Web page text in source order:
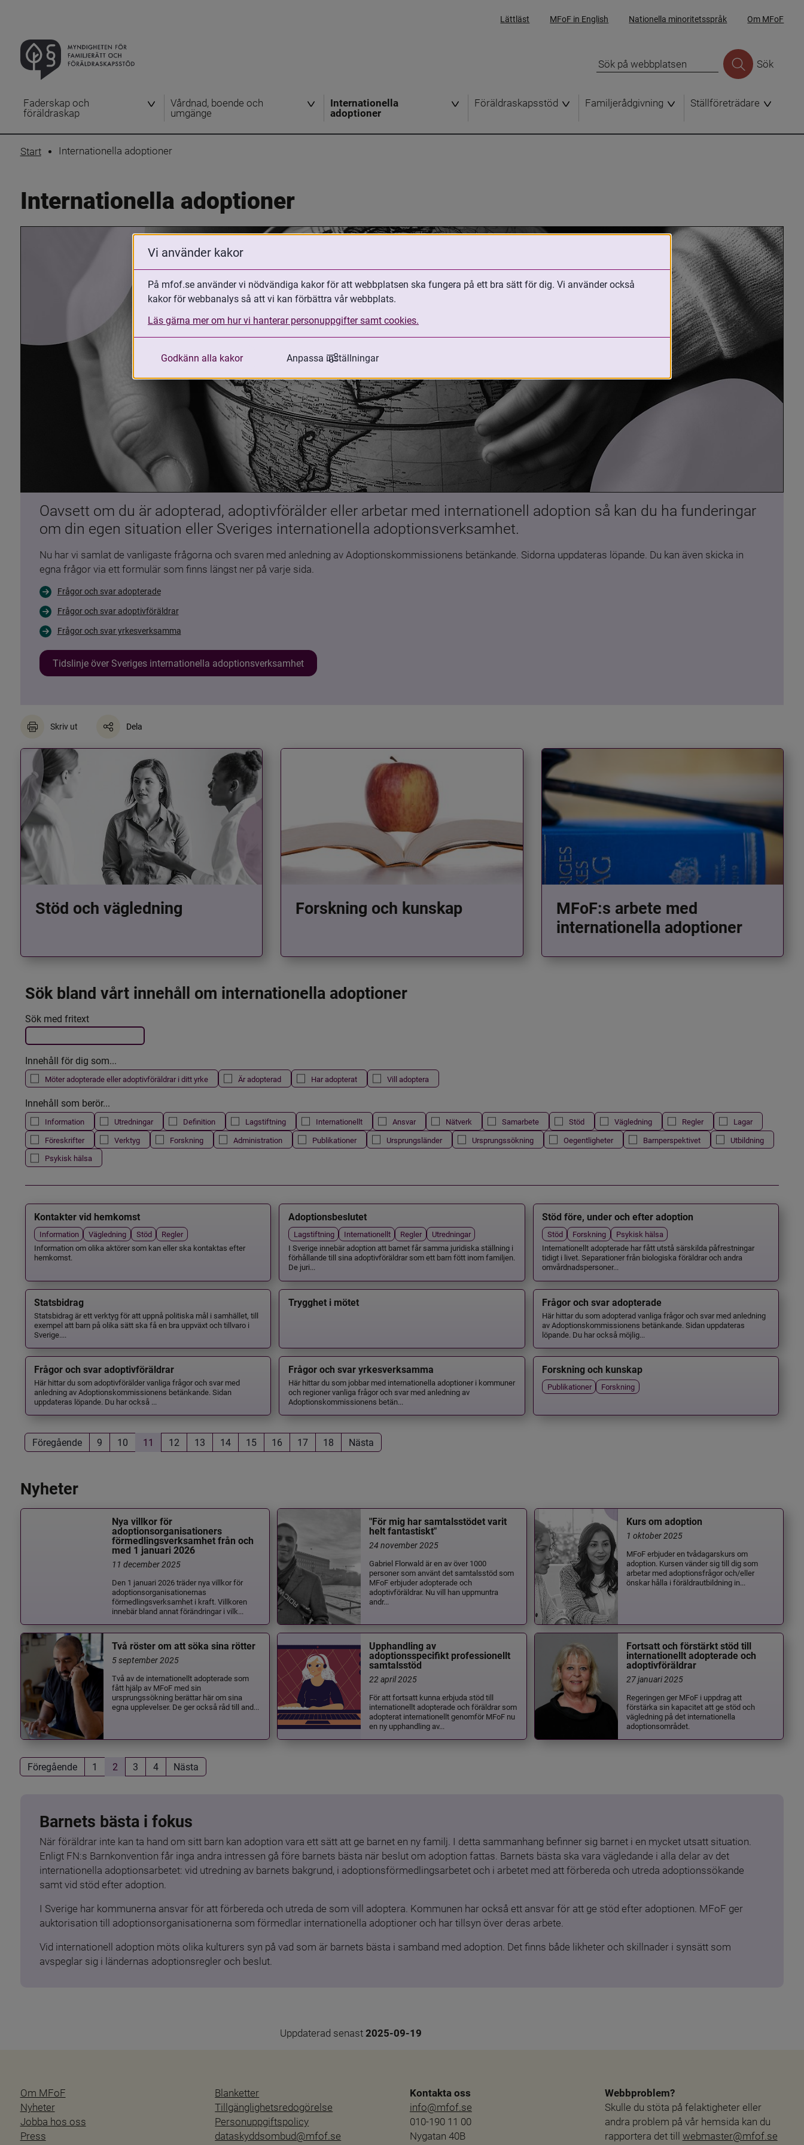
Lättläst MFoF in English Nationella minoritetsspråk Om MFoF
Sök
Faderskap och
föräldraskap
Vårdnad, boende och
umgänge
Internationella
adoptioner
Föräldraskapsstöd Familjerådgivning Ställföreträdare
Start Internationella adoptioner
Internationella adoptioner
Oavsett om du är adopterad, adoptivförälder eller arbetar med internationell adoption så kan du ha funderingar
om din egen situation eller Sveriges internationella adoptionsverksamhet.
Nu har vi samlat de vanligaste frågorna och svaren med anledning av Adoptionskommissionens betänkande. Sidorna uppdateras löpande. Du kan även skicka in
egna frågor via ett formulär som finns längst ner på varje sida.
Frågor och svar adopterade
Frågor och svar adoptivföräldrar
Frågor och svar yrkesverksamma
Tidslinje över Sveriges internationella adoptionsverksamhet
Skriv ut Dela
Stöd och vägledning Forskning och kunskap
MFoF:s arbete med
internationella adoptioner
Sök bland vårt innehåll om internationella adoptioner
Filtrera resultatet
Det här formuläret postas automatiskt
Sök med fritext
Innehåll för dig som...
Möter adopterade eller adoptivföräldrar i ditt yrke Är adopterad Har adopterat Vill adoptera
Innehåll som berör...
Information Utredningar Definition Lagstiftning Internationellt Ansvar Nätverk Samarbete Stöd Vägledning Regler
Lagar
Föreskrifter
Verktyg Forskning Administration Publikationer Ursprungsländer Ursprungssökning Oegentligheter Barnperspektivet
Utbildning
Psykisk hälsa
Kontakter vid hemkomst
Information Vägledning Stöd
Regler
Information om olika aktörer som kan eller ska kontaktas efter
hemkomst.
Adoptionsbeslutet
Lagstiftning Internationellt Regler
Utredningar
I Sverige innebär adoption att barnet får samma juridiska ställning i
förhållande till sina adoptivföräldrar som ett barn fött inom familjen.
De juri...
Stöd före, under och efter adoption
Stöd Forskning
Psykisk hälsa
Internationellt adopterade har fått utstå särskilda påfrestningar
tidigt i livet. Separationer från biologiska föräldrar och andra
omvårdnadspersoner...
Statsbidrag
Statsbidrag är ett verktyg för att uppnå politiska mål i samhället, till
exempel att barn på olika sätt ska få en bra uppväxt och tillvaro i
Sverige....
Trygghet i mötet Frågor och svar adopterade
Här hittar du som adopterad vanliga frågor och svar med anledning
av Adoptionskommissionens betänkande. Sidan uppdateras
löpande. Du har också möjlig...
Frågor och svar adoptivföräldrar
Här hittar du som adoptivförälder vanliga frågor och svar med
anledning av Adoptionskommissionens betänkande. Sidan
uppdateras löpande. Du har också ...
Frågor och svar yrkesverksamma
Här hittar du som jobbar med internationella adoptioner i kommuner
och regioner vanliga frågor och svar med anledning av
Adoptionskommissionens betän...
Forskning och kunskap
Publikationer Forskning
Föregående 9 10 11 12 13 14 15 16 17 18 Nästa
Nyheter
Nya villkor för
adoptionsorganisationers
förmedlingsverksamhet från och
med 1 januari 2026
11 december 2025
Den 1 januari 2026 träder nya villkor för
adoptionsorganisationernas
förmedlingsverksamhet i kraft. Villkoren
innebär bland annat förändringar i vilk...
"För mig har samtalsstödet varit
helt fantastiskt"
24 november 2025
Gabriel Florwald är en av över 1000
personer som använt det samtalsstöd som
MFoF erbjuder adopterade och
adoptivföräldrar. Nu vill han uppmuntra
andr...
Kurs om adoption
1 oktober 2025
MFoF erbjuder en tvådagarskurs om
adoption. Kursen vänder sig till dig som
arbetar med adoptionsfrågor och/eller
önskar hålla i föräldrautbildning in...
Två röster om att söka sina rötter
5 september 2025
Två av de internationellt adopterade som
fått hjälp av MFoF med sin
ursprungssökning berättar här om sina
egna upplevelser. De ger också råd till and...
Upphandling av
adoptionsspecifikt professionellt
samtalsstöd
22 april 2025
För att fortsatt kunna erbjuda stöd till
internationellt adopterade och föräldrar som
adopterat internationellt genomför MFoF nu
en ny upphandling av...
Fortsatt och förstärkt stöd till
internationellt adopterade och
adoptivföräldrar
27 januari 2025
Regeringen ger MFoF i uppdrag att
förstärka sin kapacitet att ge stöd och
vägledning på det internationella
adoptionsområdet.
Föregående 1 2 3 4 Nästa
Barnets bästa i fokus
När föräldrar inte kan ta hand om sitt barn kan adoption vara ett sätt att ge barnet en ny familj. I detta sammanhang befinner sig barnet i en mycket utsatt situation.
Enligt FN:s Barnkonvention får inga andra intressen gå före barnets bästa när beslut om adoption fattas. Barnets bästa ska vara vägledande i alla delar av det
internationella adoptionsarbetet: vid utredning av barnets bakgrund, i adoptionsförmedlingsarbetet och i arbetet med att förbereda och utreda adoptionssökande
samt vid stöd efter adoption.
I Sverige har kommunerna ansvar för att förbereda och utreda de som vill adoptera. Kommunen har också ett ansvar för att ge stöd efter adoptionen. MFoF ger
auktorisation till adoptionsorganisationerna som förmedlar internationella adoptioner och har tillsyn över deras arbete.
Vid internationell adoption möts olika kulturers syn på vad som är barnets bästa i samband med adoption. Det finns både likheter och skillnader i synsätt som
avspeglar sig i ländernas adoptionsregler och beslut.
Uppdaterad senast 2025-09-19
Om MFoF
Nyheter
Jobba hos oss
Press
Blanketter
Tillgänglighetsredogörelse
Personuppgiftspolicy
dataskyddsombud@mfof.se
Kontakta oss
info@mfof.se
010-190 11 00
Nygatan 40B
Webbproblem?
Skulle du stöta på felaktigheter eller
andra problem på vår hemsida kan du
rapportera det till webmaster@mfof.se
Vi använder kakor
På mfof.se använder vi nödvändiga kakor för att webbplatsen ska fungera på ett bra sätt för dig. Vi använder också
kakor för webbanalys så att vi kan förbättra vår webbplats.
Läs gärna mer om hur vi hanterar personuppgifter samt cookies.
Godkänn alla kakor Anpassa inställningar